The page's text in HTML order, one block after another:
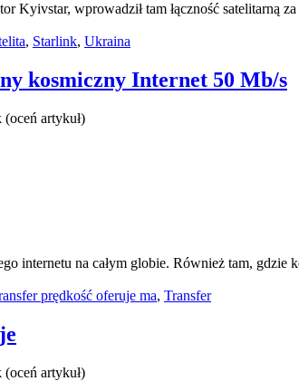
Kyivstar, wprowadził tam łączność satelitarną za
, Starlink, Ukraina
kosmiczny Internet 50 Mb/s
(oceń artykuł)
internetu na całym globie. Również tam, gdzie
prędkość oferuje ma, Transfer
(oceń artykuł)